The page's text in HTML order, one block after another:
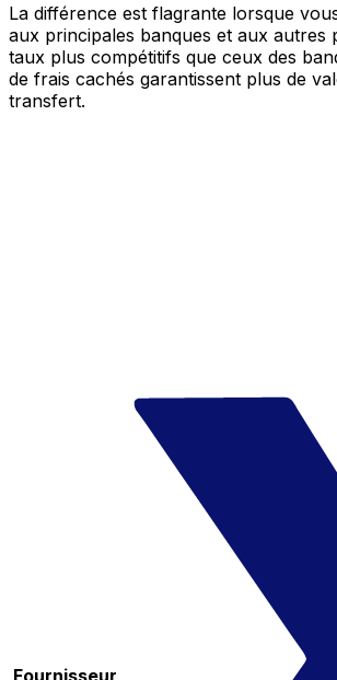
La différence est flagrante lorsque
aux principales banques et aux autres
taux plus compétitifs que ceux des
de frais cachés garantissent plus de
transfert.
Fournisseur